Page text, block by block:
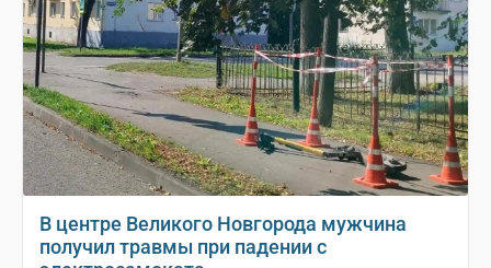
В центре Великого Новгорода мужчина
получил травмы при падении с